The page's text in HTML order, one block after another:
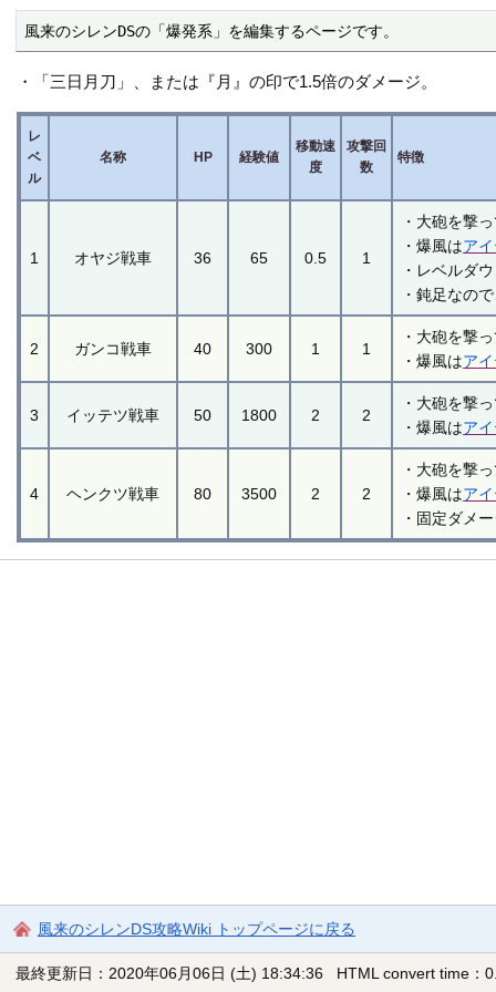
風来のシレンDSの「爆発系」を編集するページです。
・「三日月刀」、または『月』の印で1.5倍のダメージ。
レ
ベ
ル
名称 HP 経験値
移動速
度
攻撃回
数
特徴
1 オヤジ戦車 36 65 0.5 1
・大砲を撃
・爆風はア
・レベルダ
・鈍足なの
2 ガンコ戦車 40 300 1 1
・大砲を撃
・爆風はア
3 イッテツ戦車 50 1800 2 2
・大砲を撃
・爆風はア
4 ヘンクツ戦車 80 3500 2 2
・大砲を撃
・爆風はア
・固定ダメ
風来のシレンDS攻略Wiki トップページに戻る
最終更新日：2020年06月06日 (土) 18:34:36 HTML convert time：